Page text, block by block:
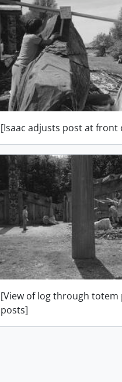
[Isaac adjusts post at front
[View of log through totem
posts]